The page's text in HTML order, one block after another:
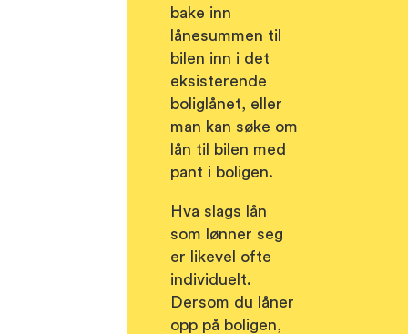
bake inn
lånesummen til
bilen inn i det
eksisterende
boliglånet, eller
man kan søke om
lån til bilen med
pant i boligen.
Hva slags lån
som lønner seg
er likevel ofte
individuelt.
Dersom du låner
opp på boligen,